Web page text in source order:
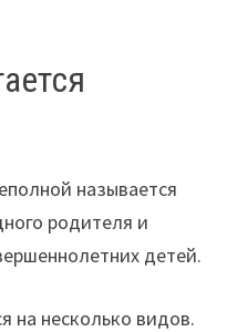
называется
родителя и
детей.
на несколько видов.